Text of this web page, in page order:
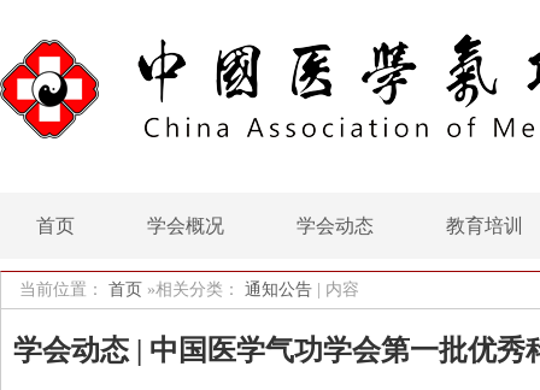
首页 学会概况 学会动态 教育培训
当前位置： 首页 »相关分类： 通知公告 内容
学会动态 | 中国医学气功学会第一批优